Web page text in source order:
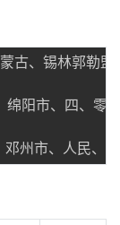
、锡林郭勒盟
市、四、零、